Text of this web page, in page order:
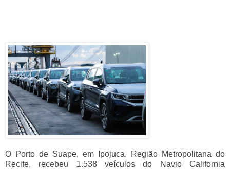
O Porto de Suape, em Ipojuca, Região Metropolitana do
Recife, recebeu 1.538 veículos do Navio California